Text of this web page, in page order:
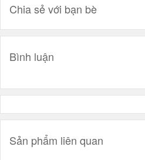
Chia sẻ với bạn bè
Bình luận
Sản phẩm liên quan